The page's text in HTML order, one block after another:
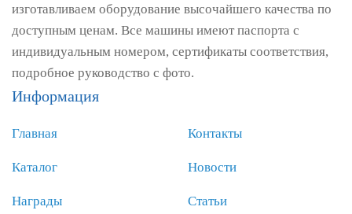
изготавливаем оборудование высочайшего качества по
доступным ценам. Все машины имеют паспорта с
индивидуальным номером, сертификаты соответствия,
подробное руководство с фото.
Информация
Главная
Каталог
Награды
Контакты
Новости
Статьи